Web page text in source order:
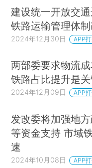
建设统一开放交通
铁路运输管理体
2024年12月30日 APP
两部委要求物流
铁路占比提升是
2024年12月09日 APP
发改委将加强地
等资金支持 市域
速
2024年10月08日 APP